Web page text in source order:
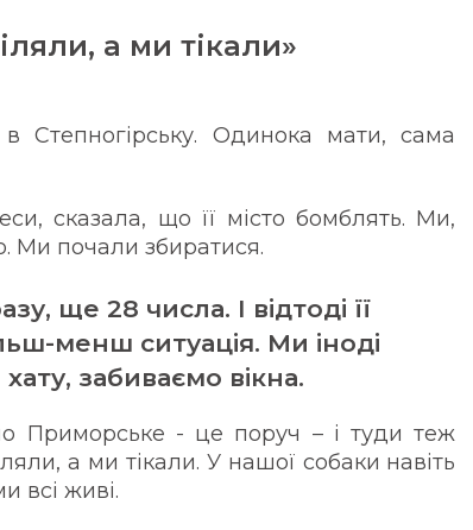
а ми тікали»
Одинока мати, сама
сказала, що її місто бомблять. Ми,
Ми почали збиратися.
ще 28 числа. І відтоді її
менш ситуація. Ми іноді
забиваємо вікна.
Приморське - це поруч – і туди теж
а ми тікали. У нашої собаки навіть
всі живі.